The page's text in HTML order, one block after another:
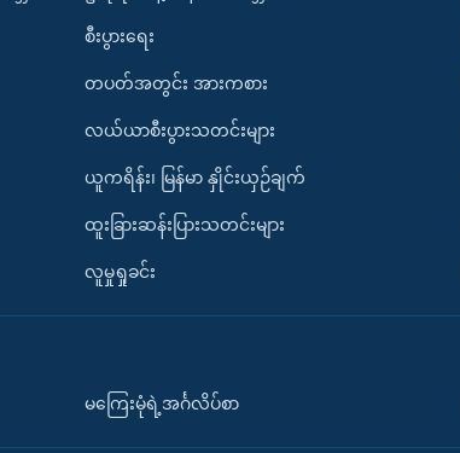
စီးပွားရေး
တပတ်အတွင်း အားကစား
လယ်ယာစီးပွားသတင်းများ
ယူကရိန်း၊ မြန်မာ နှိုင်းယှဉ်ချက်
ထူးခြားဆန်းပြားသတင်းများ
လူမှုရှုခင်း
မကြေးမုံရဲ့အင်္ဂလိပ်စာ